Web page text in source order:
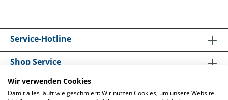
Service-Hotline
Shop Service
Informationen
Wir verwenden Cookies
Damit alles läuft wie geschmiert: Wir nutzen Cookies, um unsere Website